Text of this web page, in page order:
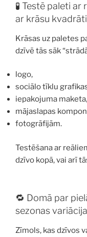
🧪 Testē paleti
ar krāsu
Krāsas uz paletes
dzīvē tās sāk
logo,
sociālo tīklu
iepakojuma maketa,
mājaslapas
fotogrāfijām.
Testēšana ar
dzīvo kopā, vai arī
🔁 Domā par
sezonas
Zīmols, kas dzīvos